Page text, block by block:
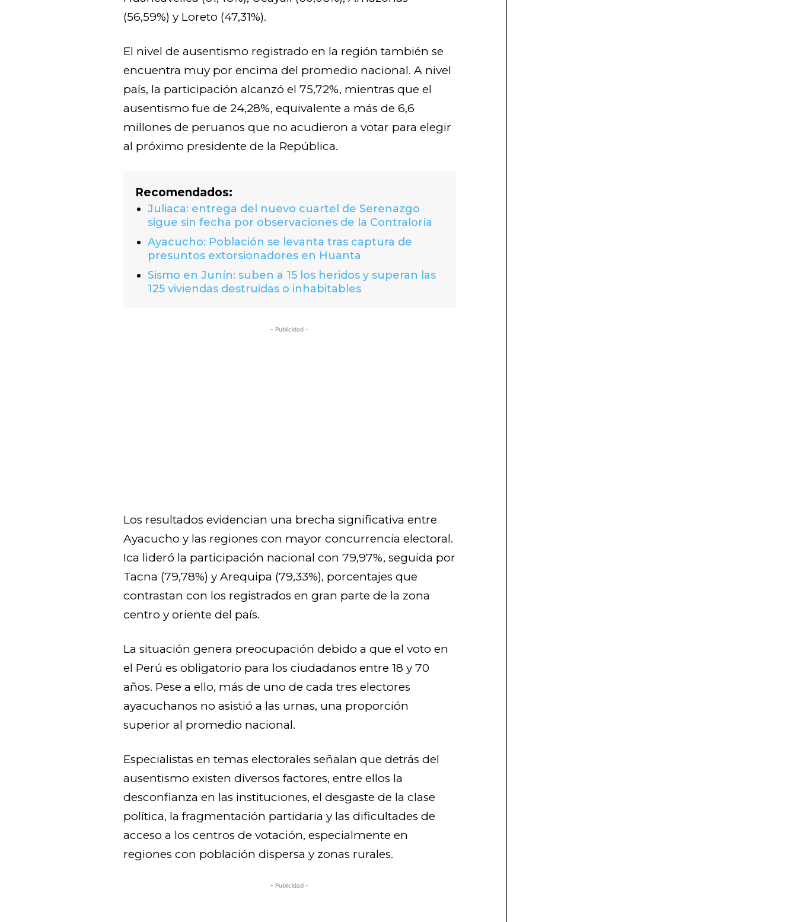
(56,59%) y Loreto (47,31%).
El nivel de ausentismo registrado en la región también se
encuentra muy por encima del promedio nacional. A nivel
país, la participación alcanzó el 75,72%, mientras que el
ausentismo fue de 24,28%, equivalente a más de 6,6
millones de peruanos que no acudieron a votar para elegir
al próximo presidente de la República.
Recomendados:
Juliaca: entrega del nuevo cuartel de Serenazgo
sigue sin fecha por observaciones de la Contraloría
Ayacucho: Población se levanta tras captura de
presuntos extorsionadores en Huanta
Sismo en Junín: suben a 15 los heridos y superan las
125 viviendas destruidas o inhabitables
- Publicidad -
Los resultados evidencian una brecha significativa entre
Ayacucho y las regiones con mayor concurrencia electoral.
Ica lideró la participación nacional con 79,97%, seguida por
Tacna (79,78%) y Arequipa (79,33%), porcentajes que
contrastan con los registrados en gran parte de la zona
centro y oriente del país.
La situación genera preocupación debido a que el voto en
el Perú es obligatorio para los ciudadanos entre 18 y 70
años. Pese a ello, más de uno de cada tres electores
ayacuchanos no asistió a las urnas, una proporción
superior al promedio nacional.
Especialistas en temas electorales señalan que detrás del
ausentismo existen diversos factores, entre ellos la
desconfianza en las instituciones, el desgaste de la clase
política, la fragmentación partidaria y las dificultades de
acceso a los centros de votación, especialmente en
regiones con población dispersa y zonas rurales.
- Publicidad -